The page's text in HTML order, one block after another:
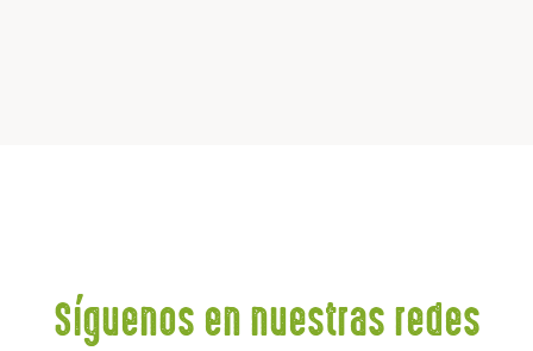
Síguenos en nuestras redes